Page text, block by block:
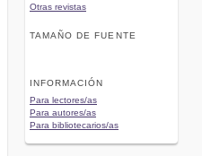
Otras revistas
TAMAÑO DE FUENTE
INFORMACIÓN
Para lectores/as
Para autores/as
Para bibliotecarios/as